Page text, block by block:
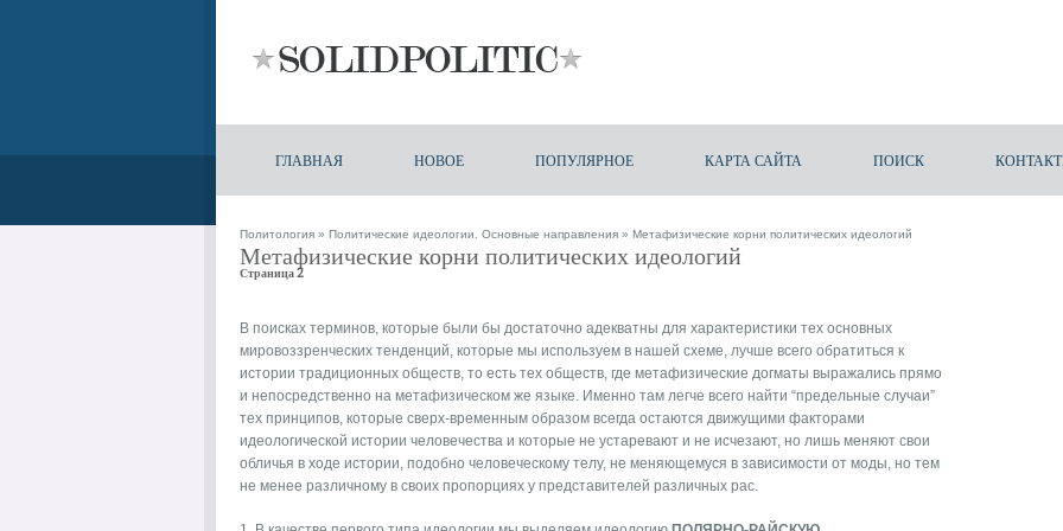
ГЛАВНАЯ НОВОЕ ПОПУЛЯРНОЕ КАРТА САЙТА ПОИСК
Политология » Политические идеологии. Основные направления » Метафизические корни политических идеологий
Метафизические корни политических идеологий
Страница 2
В поисках терминов, которые были бы достаточно адекватны для характеристики тех основных
мировоззренческих тенденций, которые мы используем в нашей схеме, лучше всего обратиться к
истории традиционных обществ, то есть тех обществ, где метафизические догматы выражались прямо
и непосредственно на метафизическом же языке. Именно там легче всего найти “предельные случаи”
тех принципов, которые сверх-временным образом всегда остаются движущими факторами
идеологической истории человечества и которые не устаревают и не исчезают, но лишь меняют свои
обличья в ходе истории, подобно человеческому телу, не меняющемуся в зависимости от моды, но тем
не менее различному в своих пропорциях у представителей различных рас.